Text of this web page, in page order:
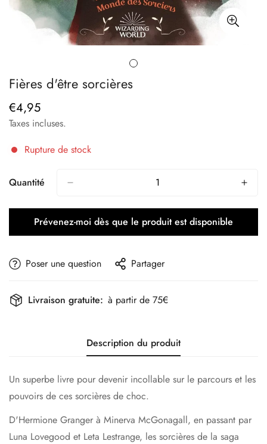
Fières d'être sorcières
Prix
régulier
€4,95
Taxes incluses.
Rupture de stock
Quantité
Prévenez-moi dès que le produit est disponible
Poser une question Partager
Livraison gratuite: à partir de 75€
Description du produit
Un superbe livre pour devenir incollable sur le parcours et les
pouvoirs de ces sorcières de choc.
D'Hermione Granger à Minerva McGonagall, en passant par
Luna Lovegood et Leta Lestrange, les sorcières de la saga